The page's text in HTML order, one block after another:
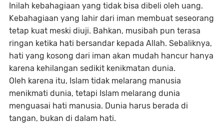
Inilah kebahagiaan yang tidak bisa dibeli oleh uang.
Kebahagiaan yang lahir dari iman membuat seseorang
tetap kuat meski diuji. Bahkan, musibah pun terasa
ringan ketika hati bersandar kepada Allah. Sebaliknya,
hati yang kosong dari iman akan mudah hancur hanya
karena kehilangan sedikit kenikmatan dunia.
Oleh karena itu, Islam tidak melarang manusia
menikmati dunia, tetapi Islam melarang dunia
menguasai hati manusia. Dunia harus berada di
tangan, bukan di dalam hati.